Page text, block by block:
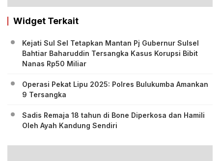
Widget Terkait
Kejati Sul Sel Tetapkan Mantan Pj Gubernur Sulsel
Bahtiar Baharuddin Tersangka Kasus Korupsi Bibit
Nanas Rp50 Miliar
Operasi Pekat Lipu 2025: Polres Bulukumba Amankan
9 Tersangka
Sadis Remaja 18 tahun di Bone Diperkosa dan Hamili
Oleh Ayah Kandung Sendiri